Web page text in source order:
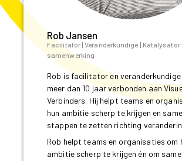
Rob Jansen
Facilitator | Veranderkundige | Katalysator
samenwerking
Rob is facilitator en veranderkundige
meer dan 10 jaar verbonden aan
Verbinders. Hij helpt teams en
hun ambitie scherp te krijgen en
stappen te zetten richting
Rob helpt teams en organisaties om
ambitie scherp te krijgen én om